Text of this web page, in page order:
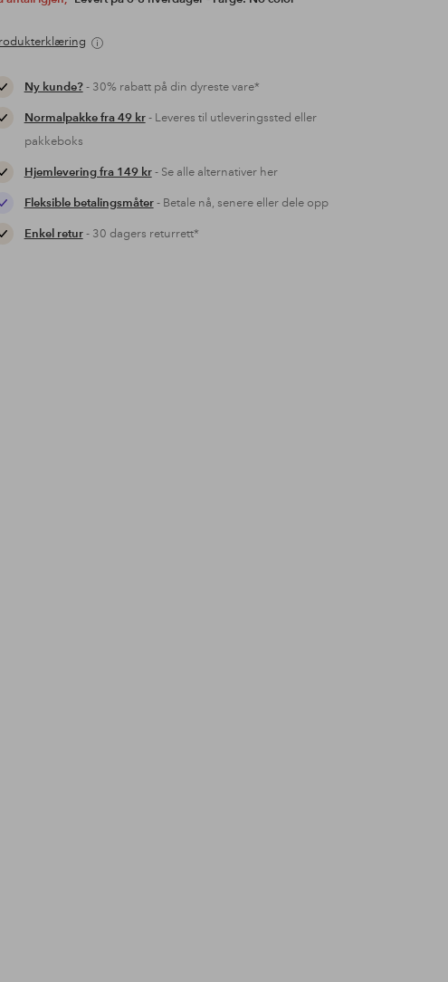
Ny kunde?- 30% rabatt på din dyreste vare*
Normalpakke fra 49 kr- Leveres til utleveringssted eller
pakkeboks
Hjemlevering fra 149 kr- Se alle alternativer her
Fleksible betalingsmåter- Betale nå, senere eller dele opp
Enkel retur- 30 dagers returrett*